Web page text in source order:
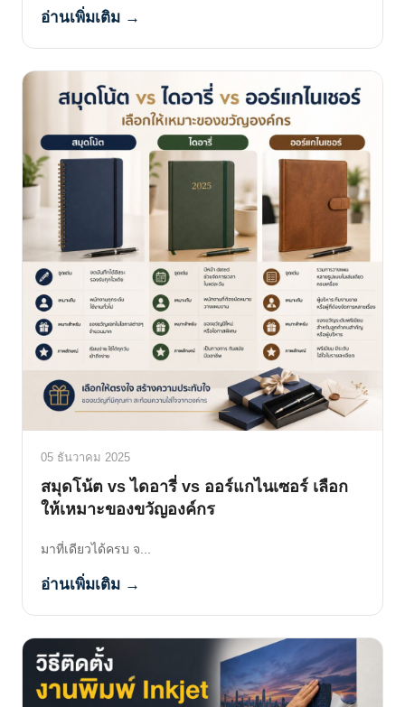
อ่านเพิ่มเติม →
05 ธันวาคม 2025
สมุดโน้ต vs ไดอารี่ vs ออร์แกไนเซอร์ เลือก
ให้เหมาะของขวัญองค์กร
มาที่เดียวได้ครบ จ...
อ่านเพิ่มเติม →